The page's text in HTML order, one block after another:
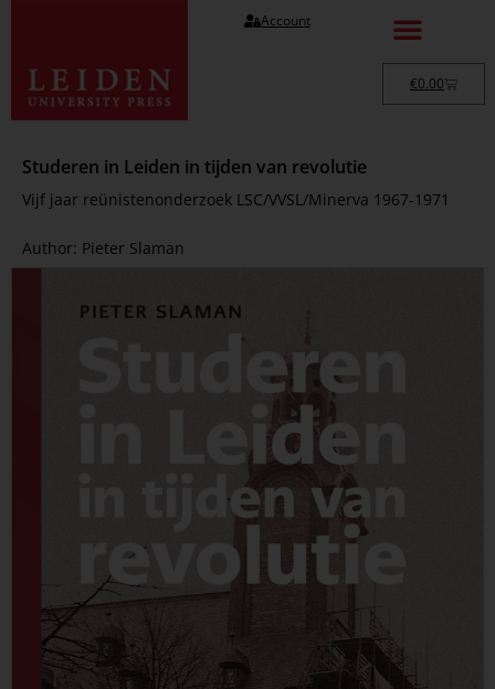
Account
€0.00
Studeren in Leiden in tijden van revolutie
Vijf jaar reünistenonderzoek LSC/VVSL/Minerva 1967-1971
Author: Pieter Slaman